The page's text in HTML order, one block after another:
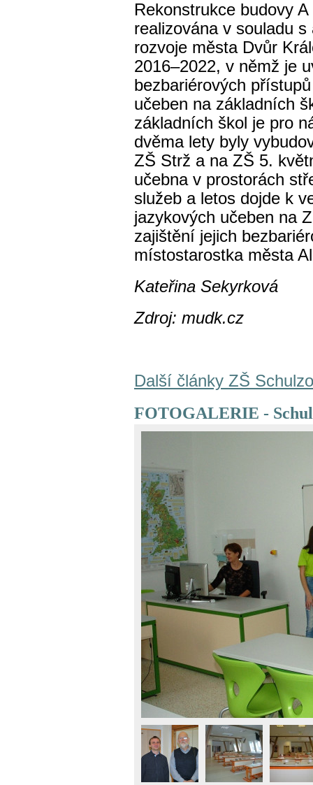
Rekonstrukce budovy
realizována v souladu
rozvoje města Dvůr
2016–2022, v němž je
bezbariérových
učeben na základních
základních škol je pro
dvěma lety byly
ZŠ Strž a na ZŠ 5.
učebna v prostorách
služeb a letos dojde k
jazykových učeben na
zajištění jejich
místostarostka města
Kateřina Sekyrková
Zdroj: mudk.cz
Další články ZŠ
FOTOGALERIE -